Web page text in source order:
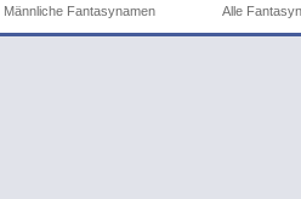
Männliche Fantasynamen Alle